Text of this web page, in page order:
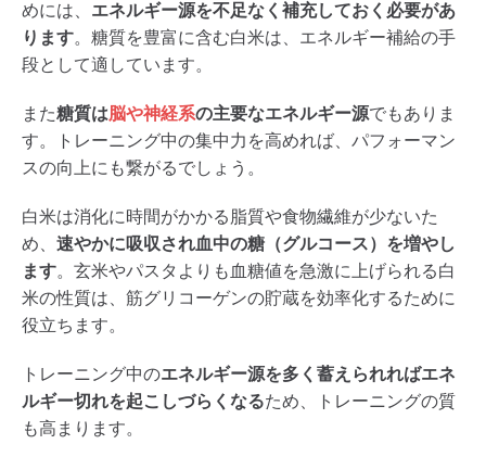
めには、 エネルギー源を不足なく補充しておく必要があ
ります。糖質を豊富に含む白米は、エネルギー補給の手
段として適しています。
また糖質は脳や神経系の主要なエネルギー源でもありま
す。トレーニング中の集中力を高めれば、パフォーマン
スの向上にも繋がるでしょう。
白米は消化に時間がかかる脂質や食物繊維が少ないた
め、 速やかに吸収され血中の糖（グルコース）を増やし
ます。玄米やパスタよりも血糖値を急激に上げられる白
米の性質は、筋グリコーゲンの貯蔵を効率化するために
役立ちます。
トレーニング中のエネルギー源を多く蓄えられればエネ
ルギー切れを起こしづらくなるため、トレーニングの質
も高まります。